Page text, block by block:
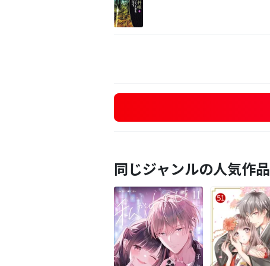
同じジャンルの人気作品